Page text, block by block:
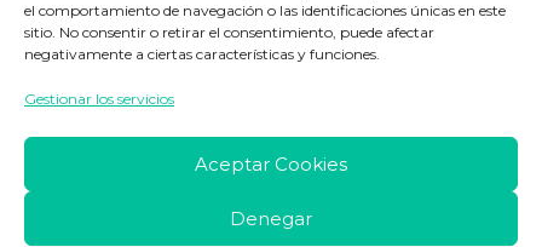
el comportamiento de navegación o las identificaciones únicas en este
sitio. No consentir o retirar el consentimiento, puede afectar
negativamente a ciertas características y funciones.
Gestionar los servicios
Aceptar Cookies
Denegar
Política de
devoluciones
Horario de
Lun. a Vie.:
18:00h
Política de
privacidad
cookies
B24836249
info@farmacenter.es